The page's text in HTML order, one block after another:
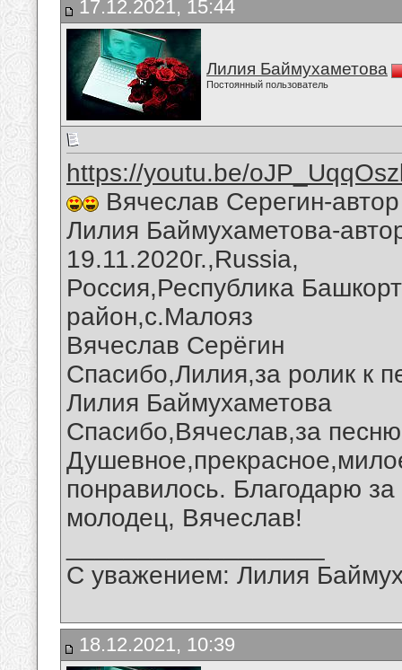
17.12.2021, 15:44
Лилия Баймухаметова
Постоянный пользователь
https://youtu.be/
Вячеслав Серегин-
Лилия Баймухаметова-
19.11.2020г.,Russia,
Россия,Республика
район,с.Малояз
Вячеслав Серёгин
Спасибо,Лилия,за ролик к
Лилия Баймухаметова
Спасибо,Вячеслав,за
понравилось. Благодарю
молодец, Вячеслав!
С уважением: Лилия
18.12.2021, 10:39